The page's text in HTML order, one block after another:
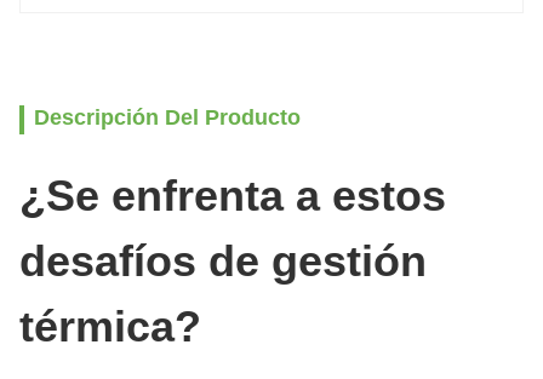
Descripción Del Producto
¿Se enfrenta a estos
desafíos de gestión
térmica?